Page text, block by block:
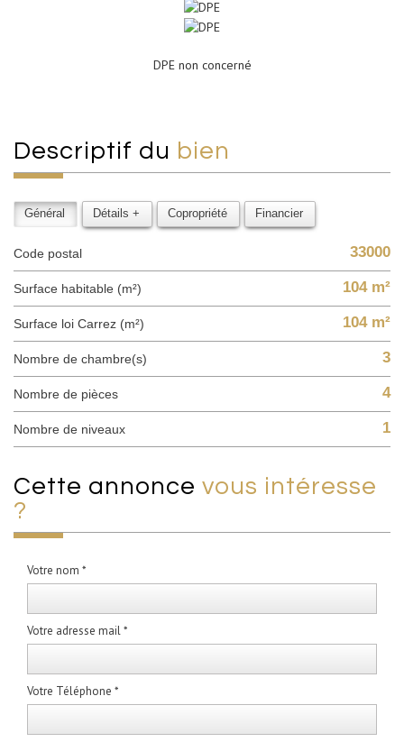
DPE non concerné
descriptif du bien
Général Détails + Copropriété Financier
Code postal 33000
Surface habitable (m²) 104 m²
Surface loi Carrez (m²) 104 m²
Nombre de chambre(s) 3
Nombre de pièces 4
Nombre de niveaux 1
cette annonce vous intéresse
?
Votre nom *
Votre adresse mail *
Votre Téléphone *